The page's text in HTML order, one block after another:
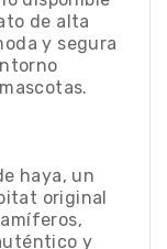
de alta
y segura
haya, un
original
y